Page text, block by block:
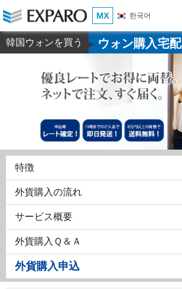
MX 한국어
韓国ウォンを買う ▶ウォン購入宅配
特徴
外貨購入の流れ
サービス概要
外貨購入Ｑ＆Ａ
外貨購入申込